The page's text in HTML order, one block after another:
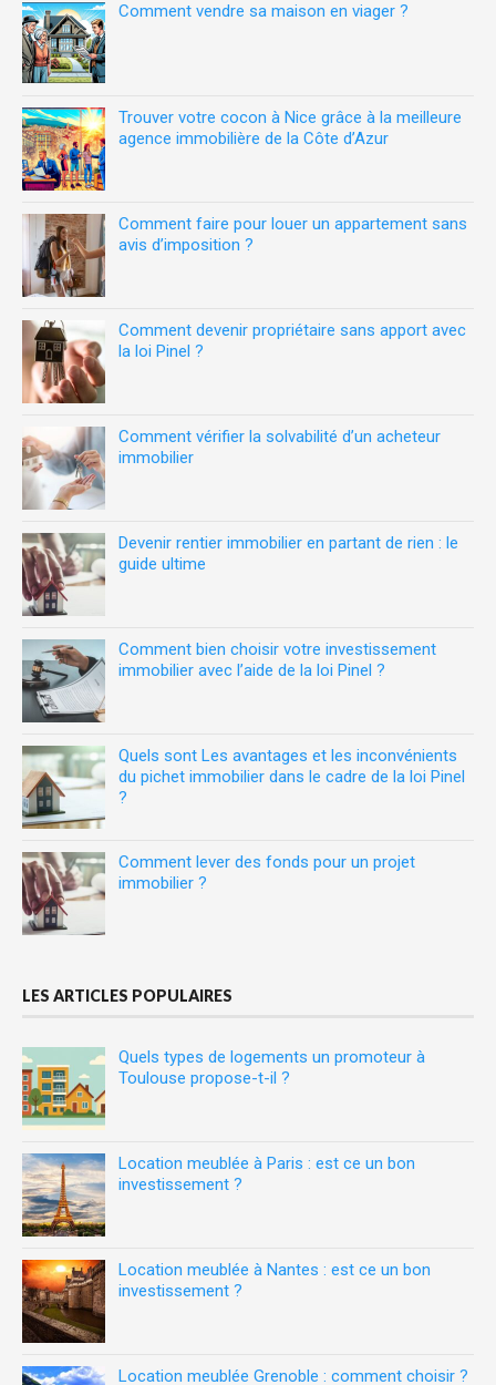
Comment vendre sa maison en viager ?
Trouver votre cocon à Nice grâce à la meilleure
agence immobilière de la Côte d’Azur
Comment faire pour louer un appartement sans
avis d’imposition ?
Comment devenir propriétaire sans apport avec
la loi Pinel ?
Comment vérifier la solvabilité d’un acheteur
immobilier
Devenir rentier immobilier en partant de rien : le
guide ultime
Comment bien choisir votre investissement
immobilier avec l’aide de la loi Pinel ?
Quels sont Les avantages et les inconvénients
du pichet immobilier dans le cadre de la loi Pinel
?
Comment lever des fonds pour un projet
immobilier ?
LES ARTICLES POPULAIRES
Quels types de logements un promoteur à
Toulouse propose-t-il ?
Location meublée à Paris : est ce un bon
investissement ?
Location meublée à Nantes : est ce un bon
investissement ?
Location meublée Grenoble : comment choisir ?